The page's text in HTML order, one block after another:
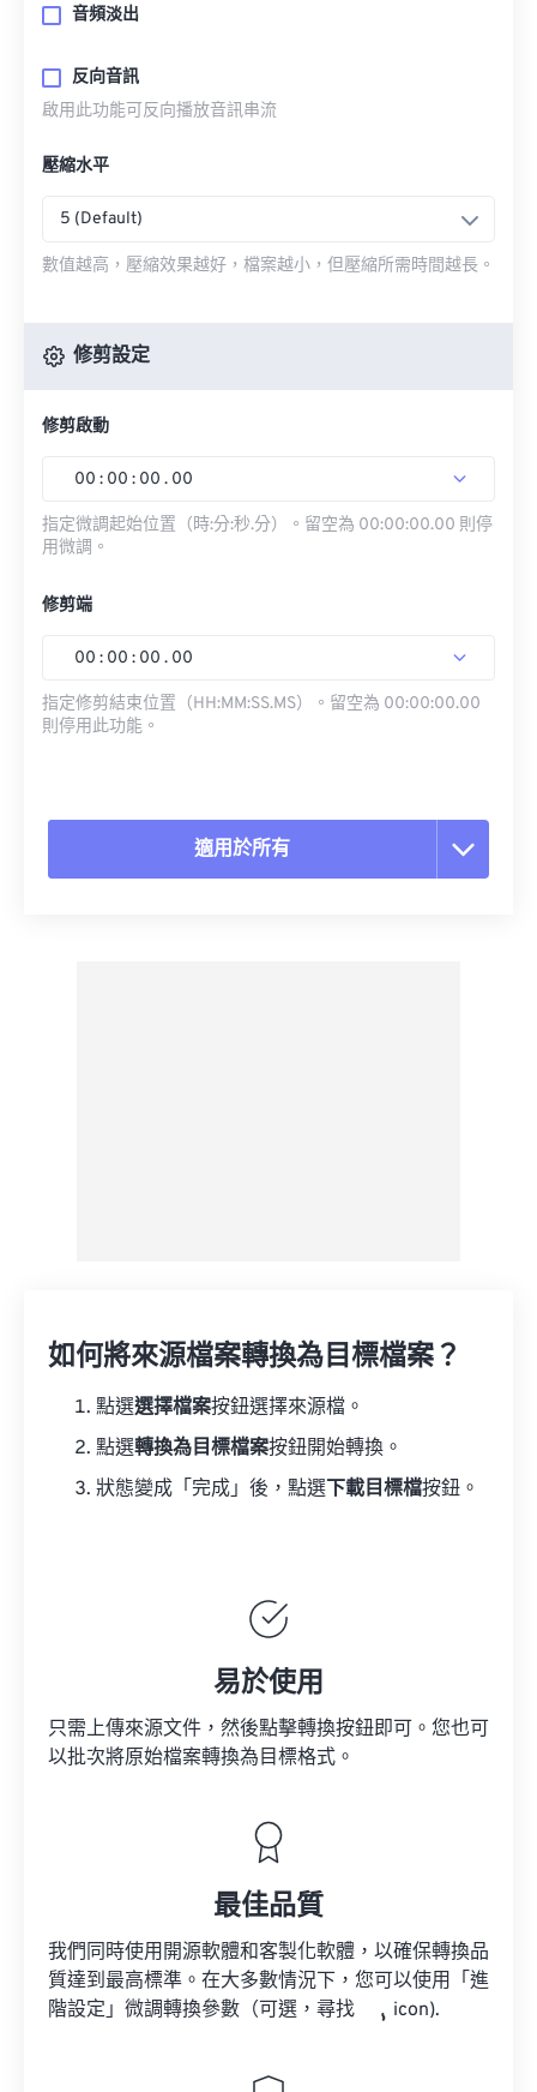
音頻淡出
反向音訊
啟用此功能可反向播放音訊串流
壓縮水平
5 (Default)
數值越高，壓縮效果越好，檔案越小，但壓縮所需時間越長。
修剪設定
修剪啟動
00 : 00 : 00 . 00
指定微調起始位置（時:分:秒.分）。留空為 00:00:00.00 則停
用微調。
修剪端
00 : 00 : 00 . 00
指定修剪結束位置（HH:MM:SS.MS）。留空為 00:00:00.00
則停用此功能。
適用於所有
如何將來源檔案轉換為目標檔案？
點選選擇檔案按鈕選擇來源檔。
點選轉換為目標檔案按鈕開始轉換。
狀態變成「完成」後，點選 下載目標檔按鈕。
易於使用
只需上傳來源文件，然後點擊轉換按鈕即可。您也可
以批次將原始檔案轉換為目標格式。
最佳品質
我們同時使用開源軟體和客製化軟體，以確保轉換品
質達到最高標準。在大多數情況下，您可以使用「進
階設定」微調轉換參數（可選，尋找
icon).